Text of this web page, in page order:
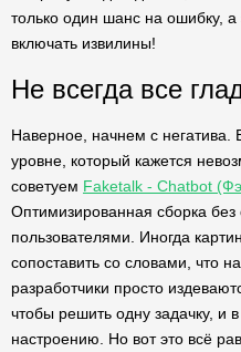
только один шанс на ошибку, а
включать извилины!
Не всегда все
Наверное, начнем с негатива.
уровне, который кажется
советуем Faketalk - Chatbot
Оптимизированная сборка
пользователями. Иногда
сопоставить со словами, что
разработчики просто
чтобы решить одну задачку, и
настроению. Но вот это всё